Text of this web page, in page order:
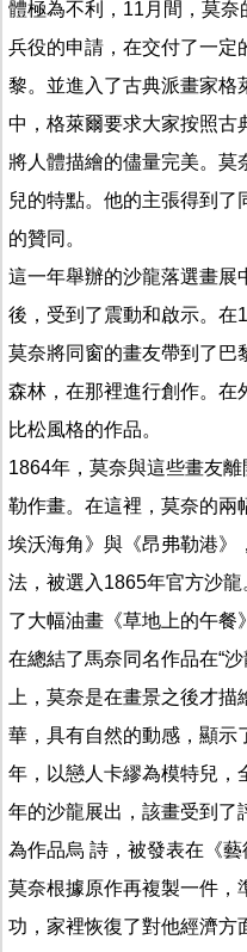
體極為不利，11月間，莫
兵役的申請，在交付了一定
黎。並進入了古典派畫家格
中，格萊爾要求大家按照古
將人體描繪的儘量完美。莫
兒的特點。他的主張得到
的贊同。
這一年舉辦的沙龍落選畫展
後，受到了震動和啟示。在
莫奈將同窗的畫友帶到了巴
森林，在那裡進行創作。在
比松風格的作品。
1864年，莫奈與這些畫友
勒作畫。在這裡，莫奈的兩
埃沃海角》與《昂弗勒港》
法，被選入1865年官方沙
了大幅油畫《草地上的午餐
在總結了馬奈同名作品在“
上，莫奈是在畫景之後才
華，具有自然的動感，顯示
年，以戀人卡繆為模特兒，
年的沙龍展出，該畫受到了
為作品烏 詩，被發表在《
莫奈根據原作再複製一件，
功，家裡恢復了對他經濟方